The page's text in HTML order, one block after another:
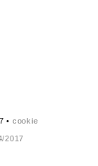
• cookie
2017